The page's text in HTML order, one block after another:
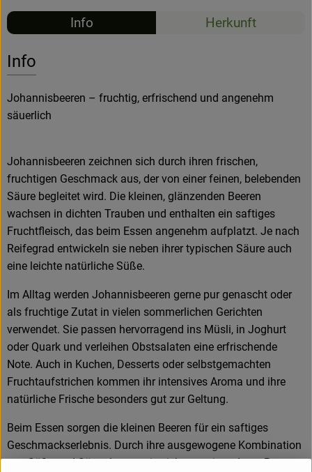
Info Herkunft
Info
Johannisbeeren – fruchtig, erfrischend und angenehm
säuerlich
Johannisbeeren zeichnen sich durch ihren frischen,
fruchtigen Geschmack aus, der von einer feinen, belebenden
Säure begleitet wird. Die kleinen, glänzenden Beeren
wachsen in dichten Trauben und enthalten ein saftiges
Fruchtfleisch, das beim Essen angenehm aufplatzt. Je nach
Reifegrad entwickeln sie neben ihrer typischen Säure auch
eine leichte natürliche Süße.
Im Alltag werden Johannisbeeren gerne pur genascht oder
als fruchtige Zutat in vielen sommerlichen Gerichten
verwendet. Sie passen hervorragend ins Müsli, in Joghurt
oder Quark und verleihen Obstsalaten eine erfrischende
Note. Auch in Kuchen, Desserts oder selbstgemachten
Fruchtaufstrichen kommen ihr intensives Aroma und ihre
natürliche Frische besonders gut zur Geltung.
Beim Essen sorgen die kleinen Beeren für ein saftiges
Geschmackserlebnis. Durch ihre ausgewogene Kombination
aus Süße und Säure lassen sie sich gut mit anderen Beeren,